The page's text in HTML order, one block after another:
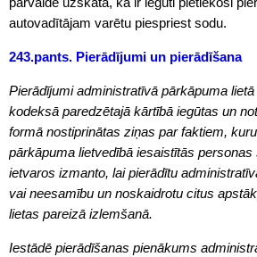
autovadītājam varētu piespriest sodu.
243.pants. Pierādījumi un pierādīšana
Pierādījumi administratīvā pārkāpuma
kodeksā paredzētajā kārtībā iegūtas un
formā nostiprinātas ziņas par faktiem,
pārkāpuma lietvedībā iesaistītās
ietvaros izmanto, lai pierādītu
vai neesamību un noskaidrotu citus
lietas pareizā izlemšanā.
Iestādē pierādīšanas pienākums